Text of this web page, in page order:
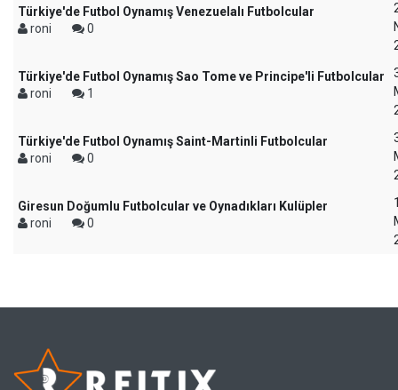
Türkiye'de Futbol Oynamış Venezuelalı Futbolcular
roni
0
Türkiye'de Futbol Oynamış Sao Tome ve Principe'li Futbolcular
roni
1
Türkiye'de Futbol Oynamış Saint-Martinli Futbolcular
roni
0
Giresun Doğumlu Futbolcular ve Oynadıkları Kulüpler
roni
0